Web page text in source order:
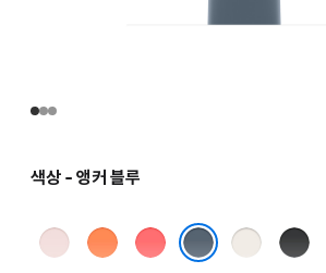
색상 - 앵커 블루
소프트
클레멘타인브라이트
스타라이트블랙